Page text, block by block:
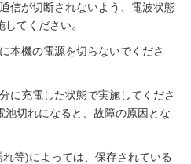
信が切断されないよう、電波状態
てください。
本機の電源を切らないでくださ
に充電した状態で実施してくださ
池切れになると、故障の原因とな
等)によっては、保存されている